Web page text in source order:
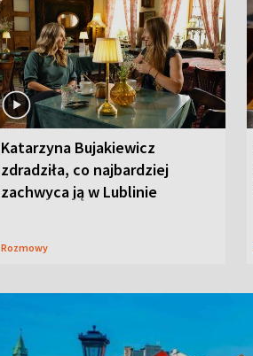
Katarzyna Bujakiewicz
zdradziła, co najbardziej
zachwyca ją w Lublinie
Rozmowy